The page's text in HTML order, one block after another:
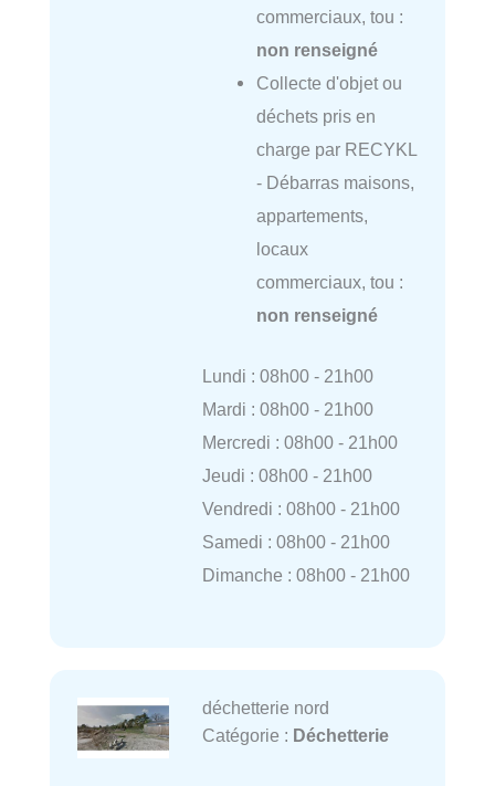
commerciaux, tou :
non renseigné
Collecte d'objet ou
déchets pris en
charge par RECYKL
- Débarras maisons,
appartements,
locaux
commerciaux, tou :
non renseigné
Lundi : 08h00 - 21h00
Mardi : 08h00 - 21h00
Mercredi : 08h00 - 21h00
Jeudi : 08h00 - 21h00
Vendredi : 08h00 - 21h00
Samedi : 08h00 - 21h00
Dimanche : 08h00 - 21h00
déchetterie nord
Catégorie : Déchetterie